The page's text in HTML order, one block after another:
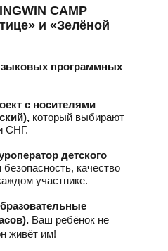
CAMP
и «Зелёной
программных
с носителями
который выбирают
СНГ.
детского
безопасность, качество
участнике.
Ваш ребёнок не
живёт им!